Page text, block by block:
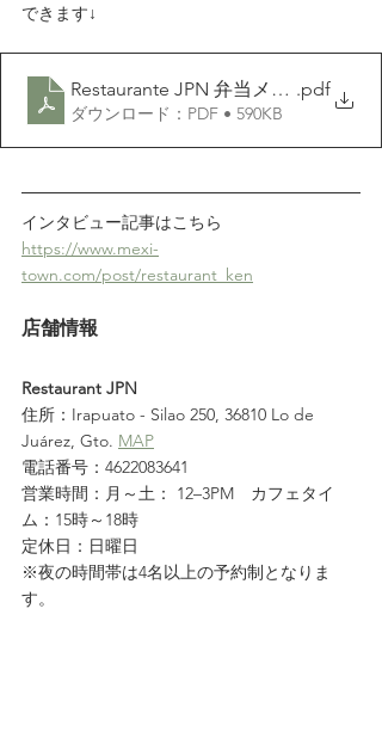
できます↓
Restaurante JPN 弁当メニュー 2025
.pdf
ダウンロード：PDF • 590KB
インタビュー記事はこちら
https://www.mexi-
town.com/post/restaurant_ken
店舗情報
Restaurant JPN
住所：Irapuato - Silao 250, 36810 Lo de
Juárez, Gto. MAP
電話番号：4622083641
営業時間：月～土： 12–3PM カフェタイ
ム：15時～18時
定休日：日曜日
※夜の時間帯は4名以上の予約制となりま
す。